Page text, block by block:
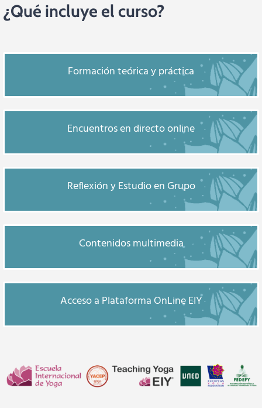
¿Qué incluye el curso?
Formación teórica y práctica
Encuentros en directo online
Reflexión y Estudio en Grupo
Contenidos multimedia
Acceso a Plataforma OnLine EIY